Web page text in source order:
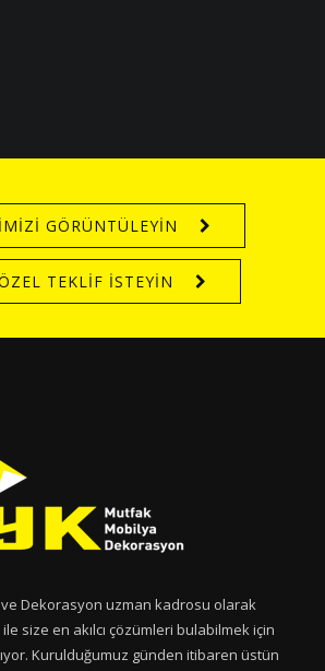
GÖRÜNTÜLEYİN
TEKLİF İSTEYİN
Dekorasyon uzman kadrosu olarak
size en akılcı çözümleri bulabilmek için
Kurulduğumuz günden itibaren üstün